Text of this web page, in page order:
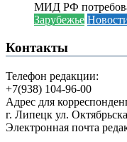
МИД РФ
Зарубежье
Контакты
Телефон редакции:
+7(938) 104-96-00
Адрес для
г. Липецк ул.
Электронная почта